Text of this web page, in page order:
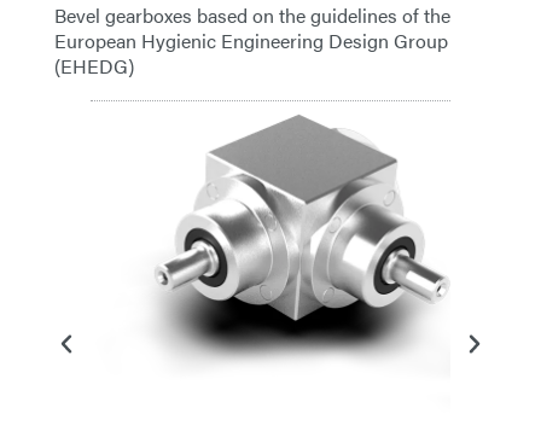
Bevel gearboxes based on the guidelines of the
European Hygienic Engineering Design Group
(EHEDG)